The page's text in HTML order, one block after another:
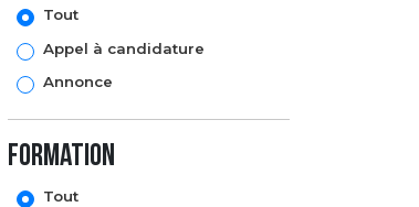
Tout
Appel à candidature
Annonce
formation
Tout